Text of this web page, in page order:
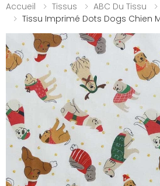
Accueil
Tissus ABC Du Tissu
Tissu Imprimé Dots Dogs Chien